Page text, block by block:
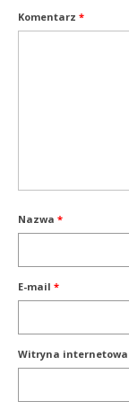
Komentarz *
Nazwa *
E-mail *
Witryna internetowa